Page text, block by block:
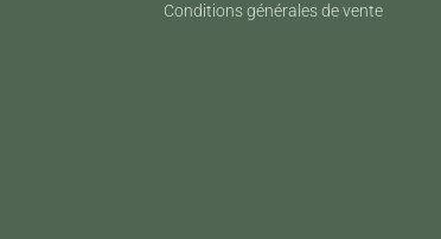
Conditions générales de vente